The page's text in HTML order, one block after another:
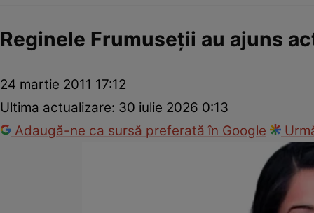
Reginele Frumuseţii au ajuns
24 martie 2011 17:12
Ultima actualizare: 30 iulie 2026 0:13
Adaugă-ne ca sursă preferată în Google